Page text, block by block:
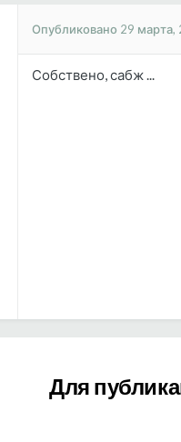
Опубликовано 29 марта,
Собствено, сабж ...
Для